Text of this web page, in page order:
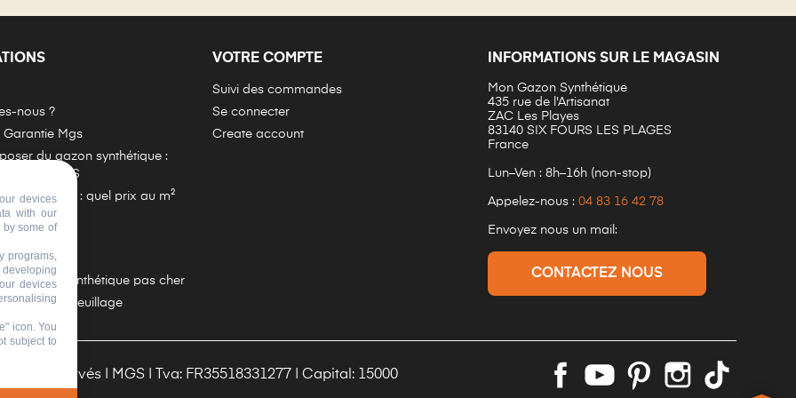
nous ?
Mgs
du gazon synthétique :
MGS
Synthétique : quel prix au m²
de gazon synthétique pas cher
Artificiel & Feuillage
VOTRE COMPTE
Suivi des commandes
Se connecter
Create account
INFORMATIONS SUR LE MAGASIN
Mon Gazon Synthétique
435 rue de l'Artisanat
ZAC Les Playes
83140 SIX FOURS LES PLAGES
France
Lun–Ven : 8h–16h (non-stop)
Appelez-nous : 04 83 16 42 78
Envoyez nous un mail:
CONTACTEZ NOUS
Droits Réservés | MGS | Tva: FR35518331277 | Capital: 15000
devices
with our
some of
programs,
developing
devices
icon. You
subject to